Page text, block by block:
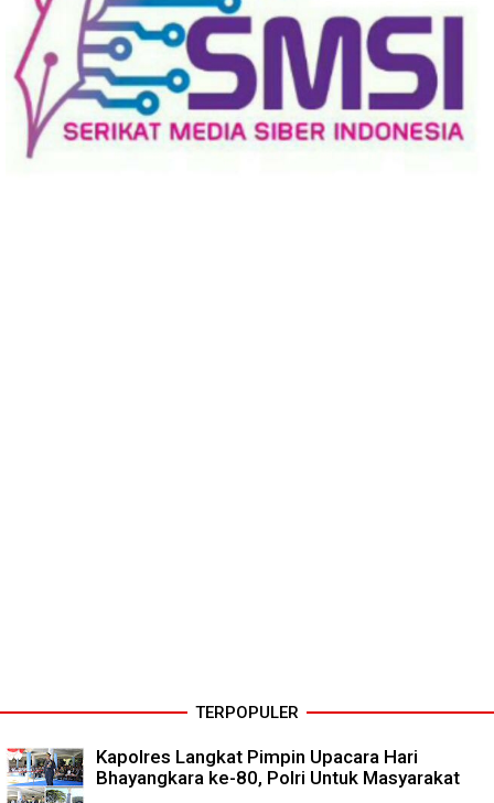
TERPOPULER
Kapolres Langkat Pimpin Upacara Hari
Bhayangkara ke-80, Polri Untuk Masyarakat